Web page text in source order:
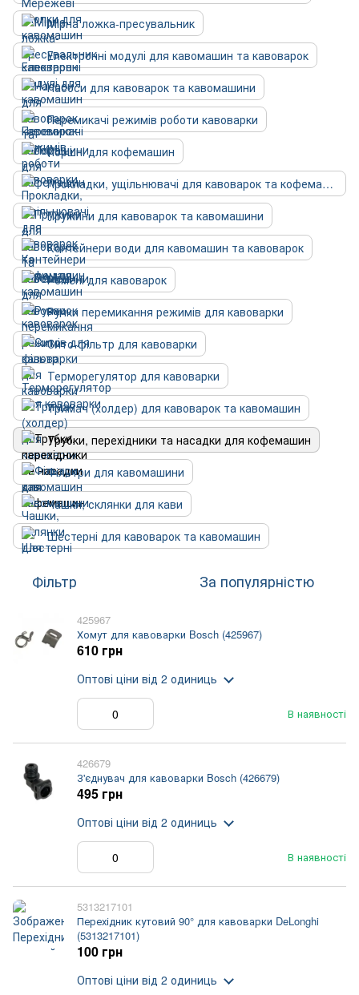
Мірна ложка-пресувальник
Електронні модулі для кавомашин та кавоварок
Насоси для кавоварок та кавомашини
Перемикачі режимів роботи кавоварки
Поршні для кофемашин
Прокладки, ущільнювачі для кавоварок та кофемашин
Пружини для кавоварок та кавомашини
Контейнери води для кавомашин та кавоварок
Ремені для кавоварок
Ручки перемикання режимів для кавоварки
Сито-фільтр для кавоварки
Терморегулятор для кавоварки
Тримач (холдер) для кавоварок та кавомашин
Трубки, перехідники та насадки для кофемашин
Фільтри для кавомашини
Чашки, склянки для кави
Шестерні для кавоварок та кавомашин
Фільтр За популярністю
425967
Хомут для кавоварки Bosch (425967)
В наявності
610 грн
Оптові ціни від 2 одиниць
426679
З'єднувач для кавоварки Bosch (426679)
В наявності
495 грн
Оптові ціни від 2 одиниць
5313217101
Перехідник кутовий 90° для кавоварки DeLonghi
(5313217101)
100 грн
Оптові ціни від 2 одиниць